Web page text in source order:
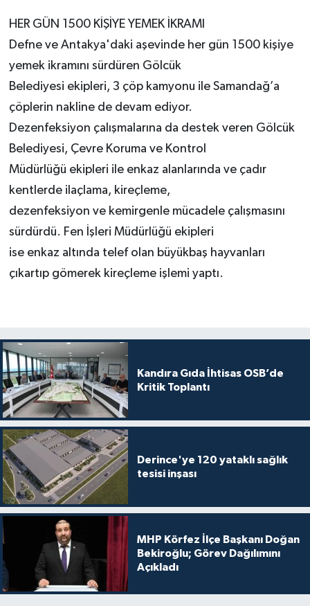
HER GÜN 1500 KİŞİYE YEMEK İKRAMI
Defne ve Antakya'daki aşevinde her gün 1500 kişiye
yemek ikramını sürdüren Gölcük
Belediyesi ekipleri, 3 çöp kamyonu ile Samandağ’a
çöplerin nakline de devam ediyor.
Dezenfeksiyon çalışmalarına da destek veren Gölcük
Belediyesi, Çevre Koruma ve Kontrol
Müdürlüğü ekipleri ile enkaz alanlarında ve çadır
kentlerde ilaçlama, kireçleme,
dezenfeksiyon ve kemirgenle mücadele çalışmasını
sürdürdü. Fen İşleri Müdürlüğü ekipleri
ise enkaz altında telef olan büyükbaş hayvanları
çıkartıp gömerek kireçleme işlemi yaptı.
Kandıra Gıda İhtisas OSB’de
Kritik Toplantı
Derince'ye 120 yataklı sağlık
tesisi inşası
MHP Körfez İlçe Başkanı Doğan
Bekiroğlu; Görev Dağılımını
Açıkladı